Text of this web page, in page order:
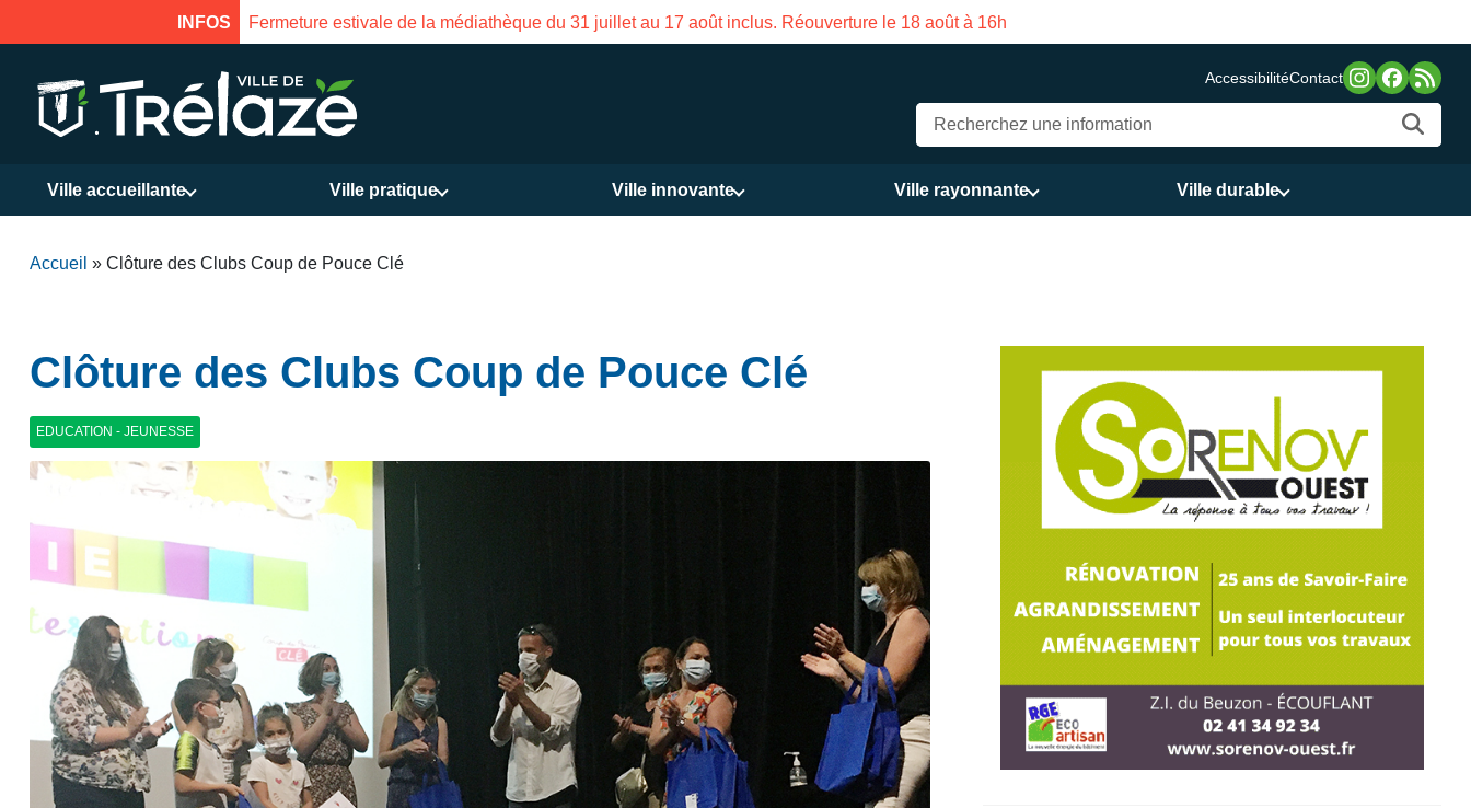
INFOS Fermeture estivale de la Maison des Services publics Vasco de Gama du 3 au 21 août
AccessibilitéContact
Ville accueillante Ville pratique Ville innovante Ville rayonnante Ville durable
Accueil » Clôture des Clubs Coup de Pouce Clé
Clôture des Clubs Coup de Pouce Clé
EDUCATION - JEUNESSE